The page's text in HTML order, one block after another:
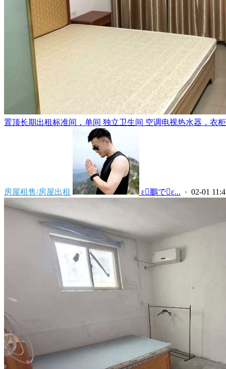
置顶长期出租标准间，单间 独立卫生间 空调电视热水器，衣
房屋租售/房屋出租  ε鵬でε... · 02-01